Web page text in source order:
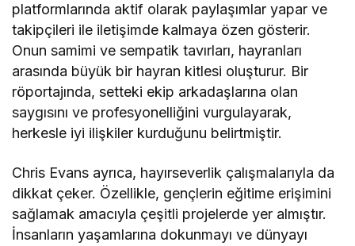
platformlarında aktif olarak paylaşımlar yapar ve
takipçileri ile iletişimde kalmaya özen gösterir.
Onun samimi ve sempatik tavırları, hayranları
arasında büyük bir hayran kitlesi oluşturur. Bir
röportajında, setteki ekip arkadaşlarına olan
saygısını ve profesyonelliğini vurgulayarak,
herkesle iyi ilişkiler kurduğunu belirtmiştir.
Chris Evans ayrıca, hayırseverlik çalışmalarıyla da
dikkat çeker. Özellikle, gençlerin eğitime erişimini
sağlamak amacıyla çeşitli projelerde yer almıştır.
İnsanların yaşamlarına dokunmayı ve dünyayı